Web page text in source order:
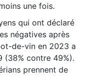
une fois.
qui ont déclaré
négatives après
de-vin en 2023 a
(38% contre 49%).
prennent de